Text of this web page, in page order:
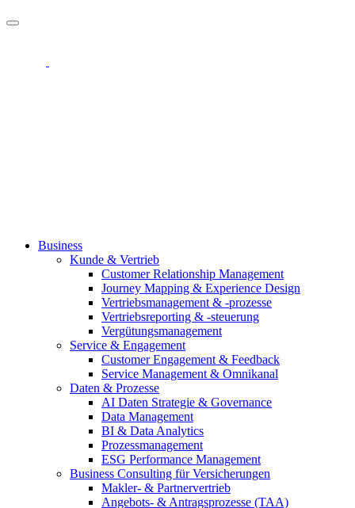
Business
Kunde & Vertrieb
Customer Relationship Management
Journey Mapping & Experience Design
Vertriebsmanagement & -prozesse
Vertriebsreporting & -steuerung
Vergütungsmanagement
Service & Engagement
Customer Engagement & Feedback
Service Management & Omnikanal
Daten & Prozesse
AI Daten Strategie & Governance
Data Management
BI & Data Analytics
Prozessmanagement
ESG Performance Management
Business Consulting für Versicherungen
Makler- & Partnervertrieb
Angebots- & Antragsprozesse (TAA)